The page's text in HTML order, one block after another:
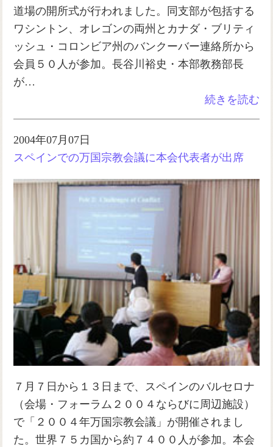
道場の開所式が行われました。同支部が包括する
ワシントン、オレゴンの両州とカナダ・ブリティ
ッシュ・コロンビア州のバンクーバー連絡所から
会員５０人が参加。長谷川裕史・本部教務部長
が…
続きを読む
2004年07月07日
スペインでの万国宗教会議に本会代表者が出席
７月７日から１３日まで、スペインのバルセロナ
（会場・フォーラム２００４ならびに周辺施設）
で「２００４年万国宗教会議」が開催されまし
た。世界７５カ国から約７４００人が参加。本会